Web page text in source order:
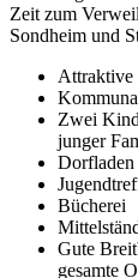
Zeit zum
Sondheim und
Attraktive
Zwei
junger
Dorfladen
Bücherei
Gute
gesamte